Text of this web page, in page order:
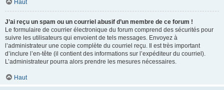
Haut
J’ai reçu un spam ou un courriel abusif d’un membre de ce forum !
Le formulaire de courrier électronique du forum comprend des sécurités pour
suivre les utilisateurs qui envoient de tels messages. Envoyez à
l’administrateur une copie complète du courriel reçu. Il est très important
d’inclure l’en-tête (il contient des informations sur l’expéditeur du courriel).
L’administrateur pourra alors prendre les mesures nécessaires.
Haut